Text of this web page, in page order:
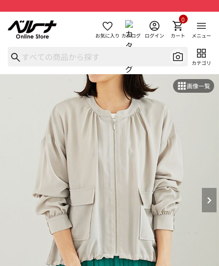
お気に入り カタログ ログイン カート
0
メニュー
カテゴリ
画像一覧